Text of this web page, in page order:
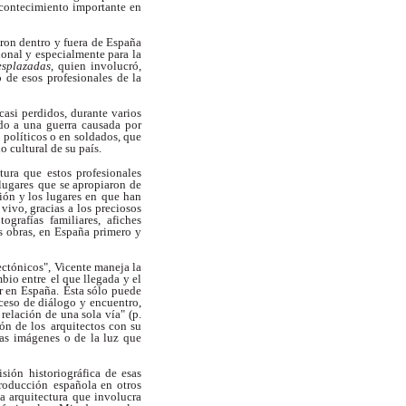
importante en
dentro y fuera de España
y especialmente para la
, quien involucró,
esos profesionales de la
perdidos, durante varios
a una guerra causada por
o en soldados, que
cultural de su país.
que estos profesionales
que se apropiaron de
y los lugares en que han
gracias a los preciosos
familiares, afiches
en España primero y
Vicente maneja la
entre el que llegada y el
España. Ésta sólo puede
de diálogo y encuentro,
relación de una sola vía" (p.
de los arquitectos con su
imágenes o de la luz que
historiográfica de esas
española en otros
arquitectura que involucra